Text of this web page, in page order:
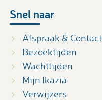
Snel naar
Afspraak & Contact
Bezoektijden
Wachttijden
Mijn Ikazia
Verwijzers